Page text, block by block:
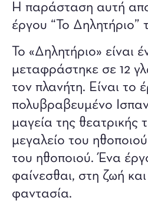
Η παράσταση αυτή
έργου “Το Δηλητήριο”
Το «Δηλητήριο» είναι
μεταφράστηκε σε 12
τον πλανήτη. Είναι το
πολυβραβευμένο
μαγεία της θεατρικής
μεγαλείο του
του ηθοποιού. Ένα
φαίνεσθαι, στη ζωή
φαντασία.